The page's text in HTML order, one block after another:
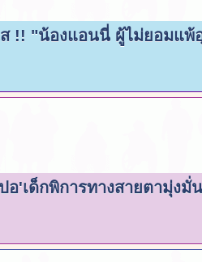
!! "น้องแอนนี่ ผู้ไม่ยอมแ
อ'เด็กพิการทางสายตามุ่ง